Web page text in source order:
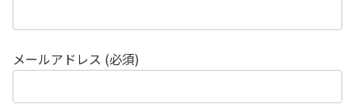
メールアドレス (必須)